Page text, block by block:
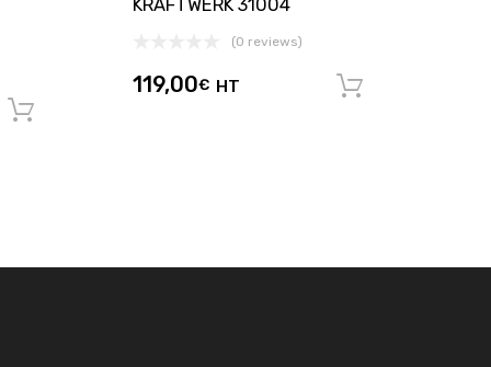
KRAFTWERK 31004
(0 reviews)
119,00€ HT